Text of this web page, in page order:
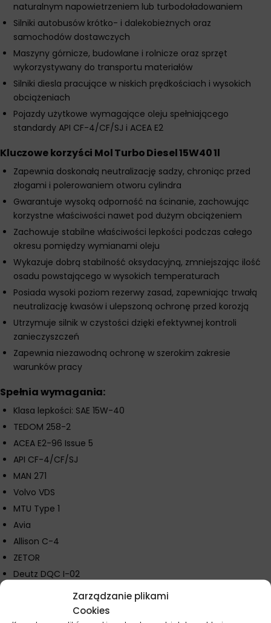
Zarządzanie plikami
Cookies
naturalnym napowietrzeniem lub turbodoładowaniem
Silniki autobusów krótko- i dalekobieżnych oraz
samochodów dostawczych
Maszyny górnicze, budowlane i rolnicze oraz sprzęt
wykorzystywany do transportu materiałów
Silniki diesla pracujące w niskich prędkościach i wysokich
obciążeniach
Pojazdy użytkowe wymagające oleju spełniającego
standardy API CF-4/CF/SJ i ACEA E2
Kluczowe korzyści Mol Turbo Diesel 15W40 1l
Zapewnia doskonałą neutralizację sadzy, chroniąc przed
złogami i polerowaniem otworu cylindra
Gwarantuje wysoką odporność na ścinanie, zachowując
korzystne właściwości nawet pod dużym obciążeniem
Zachowuje stabilne właściwości lepkości podczas całego
okresu pomiędzy wymianami oleju
Wykazuje dobrą stabilność oksydacyjną, zmniejszając ilość
osadu powstającego w wysokich temperaturach
Posiada wysoki poziom rezerwy zasad, zapewniając trwałą
neutralizację kwasów i ulepszoną ochronę przed korozją
Utrzymuje silnik w czystości dzięki efektywnej kontroli
zanieczyszczeń
Zapewnia niezawodną ochronę w szerokim zakresie
warunków pracy
Spełnia wymagania:
Klasa lepkości: SAE 15W-40
TEDOM 258-2
ACEA E2-96 Issue 5
API CF-4/CF/SJ
MAN 271
Volvo VDS
MTU Type 1
Avia
Allison C-4
ZETOR
Deutz DQC I-02
Parametry techniczne
Gęstość w temperaturze 15°C: 0,883 g/cm³